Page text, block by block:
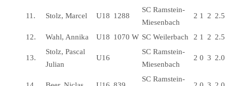
11. Stolz, Marcel U18 1288
SC Ramstein-
Miesenbach
2 1 2 2.5
12. Wahl, Annika U18 1070 W SC Weilerbach 2 1 2 2.5
13.
Stolz, Pascal
Julian
U16
SC Ramstein-
Miesenbach
2 0 3 2.0
SC Ramstein-